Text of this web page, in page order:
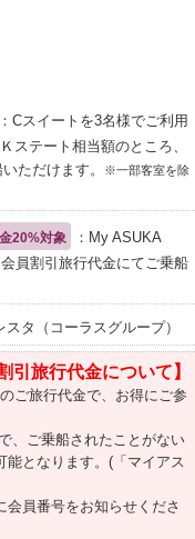
：Cスイートを3名様でご利用
ステート相当額のところ、
ただけます。
※一部客室を除
20%対象
：My ASUKA
員割引旅行代金にてご乗船
タ（コーラスグループ）
引旅行代金について】
ご旅行代金で、お得にご参
、ご乗船されたことがない
能となります。(「マイアス
員番号をお知らせくださ